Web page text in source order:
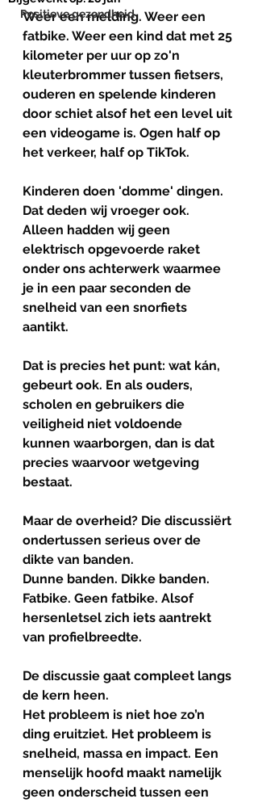
Positieve gezondheid
Weer een melding. Weer een
fatbike. Weer een kind dat met 25
kilometer per uur op zo'n
kleuterbrommer tussen fietsers,
ouderen en spelende kinderen
door schiet alsof het een level uit
een videogame is. Ogen half op
het verkeer, half op TikTok.
Kinderen doen 'domme' dingen.
Dat deden wij vroeger ook.
Alleen hadden wij geen
elektrisch opgevoerde raket
onder ons achterwerk waarmee
je in een paar seconden de
snelheid van een snorfiets
aantikt.
Dat is precies het punt: wat kán,
gebeurt ook. En als ouders,
scholen en gebruikers die
veiligheid niet voldoende
kunnen waarborgen, dan is dat
precies waarvoor wetgeving
bestaat.
Maar de overheid? Die discussiërt
ondertussen serieus over de
dikte van banden.
Dunne banden. Dikke banden.
Fatbike. Geen fatbike. Alsof
hersenletsel zich iets aantrekt
van profielbreedte.
De discussie gaat compleet langs
de kern heen.
Het probleem is niet hoe zo’n
ding eruitziet. Het probleem is
snelheid, massa en impact. Een
menselijk hoofd maakt namelijk
geen onderscheid tussen een